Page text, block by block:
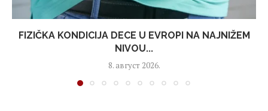
FIZIČKA KONDICIJA DECE U EVROPI NA NAJNIŽEM
NIVOU...
8. август 2026.